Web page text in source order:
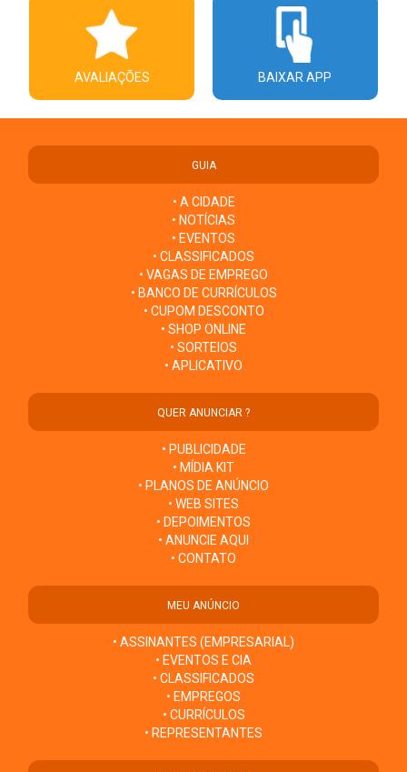
AVALIAÇÕES BAIXAR APP
GUIA
• A CIDADE
• NOTÍCIAS
• EVENTOS
• CLASSIFICADOS
• VAGAS DE EMPREGO
• BANCO DE CURRÍCULOS
• CUPOM DESCONTO
• SHOP ONLINE
• SORTEIOS
• APLICATIVO
QUER ANUNCIAR ?
• PUBLICIDADE
• MÍDIA KIT
• PLANOS DE ANÚNCIO
• WEB SITES
• DEPOIMENTOS
• ANUNCIE AQUI
• CONTATO
MEU ANÚNCIO
• ASSINANTES (EMPRESARIAL)
• EVENTOS E CIA
• CLASSIFICADOS
• EMPREGOS
• CURRÍCULOS
• REPRESENTANTES